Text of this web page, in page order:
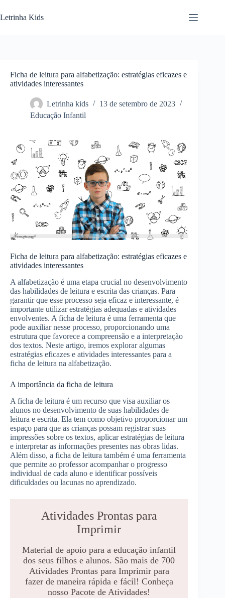
Letrinha Kids
Ficha de leitura para alfabetização: estratégias eficazes e
atividades interessantes
Letrinha kids
13 de setembro de 2023
Educação Infantil
Ficha de leitura para alfabetização: estratégias eficazes e
atividades interessantes
A alfabetização é uma etapa crucial no desenvolvimento
das habilidades de leitura e escrita das crianças. Para
garantir que esse processo seja eficaz e interessante, é
importante utilizar estratégias adequadas e atividades
envolventes. A ficha de leitura é uma ferramenta que
pode auxiliar nesse processo, proporcionando uma
estrutura que favorece a compreensão e a interpretação
dos textos. Neste artigo, iremos explorar algumas
estratégias eficazes e atividades interessantes para a
ficha de leitura na alfabetização.
A importância da ficha de leitura
A ficha de leitura é um recurso que visa auxiliar os
alunos no desenvolvimento de suas habilidades de
leitura e escrita. Ela tem como objetivo proporcionar um
espaço para que as crianças possam registrar suas
impressões sobre os textos, aplicar estratégias de leitura
e interpretar as informações presentes nas obras lidas.
Além disso, a ficha de leitura também é uma ferramenta
que permite ao professor acompanhar o progresso
individual de cada aluno e identificar possíveis
dificuldades ou lacunas no aprendizado.
Atividades Prontas para
Imprimir
Material de apoio para a educação infantil
dos seus filhos e alunos. São mais de 700
Atividades Prontas para Imprimir para
fazer de maneira rápida e fácil! Conheça
nosso Pacote de Atividades!